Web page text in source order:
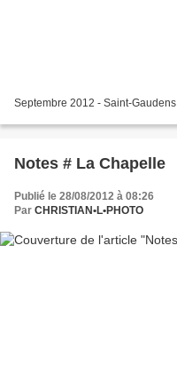
Septembre 2012 - Saint-Gaudens
Notes # La Chapelle
Publié le 28/08/2012 à 08:26
Par CHRISTIAN•L•PHOTO